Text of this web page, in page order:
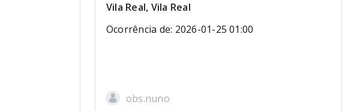
Vila Real, Vila Real
Ocorrência de: 2026-01-25 01:00
obs.nuno